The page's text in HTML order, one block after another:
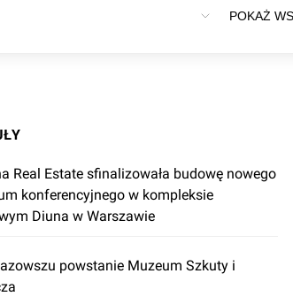
Platinum, WELL - Gold , WELL - Health-Safety,
POKAŻ
Real Estate sfinalizowała budowę nowego
konferencyjnego w kompleksie
Diuna w Warszawie
powstanie Muzeum Szkuty i